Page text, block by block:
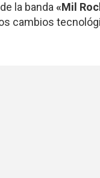
la banda«Mil
cambios